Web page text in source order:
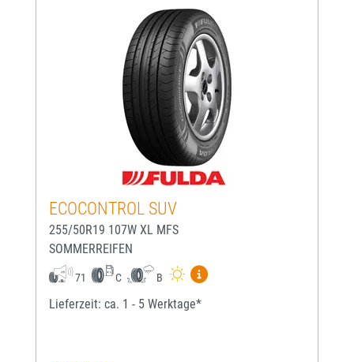
ECOCONTROL SUV
255/50R19 107W XL MFS
SOMMERREIFEN
71 C B
Mehr Informationen zum
Lieferzeit: ca. 1 - 5 Werktage*